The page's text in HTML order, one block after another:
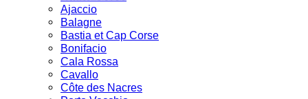
Ajaccio
Balagne
Bastia et Cap Corse
Bonifacio
Cala Rossa
Cavallo
Côte des Nacres